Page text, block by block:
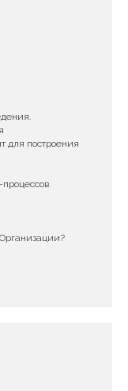
для построения